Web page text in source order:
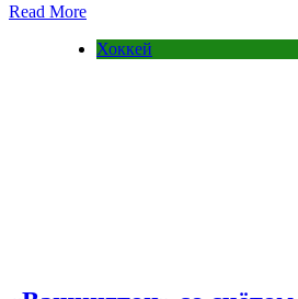
Read More
Хоккей